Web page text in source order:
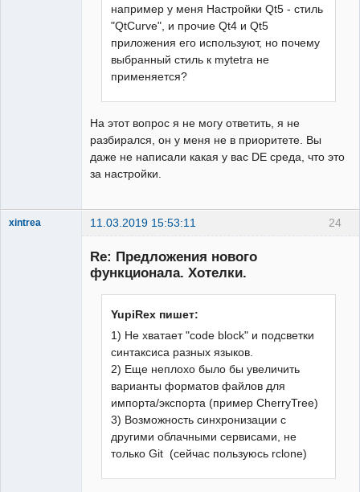
например у меня Настройки Qt5 - стиль
"QtCurve", и прочие Qt4 и Qt5
приложения его используют, но почему
выбранный стиль к mytetra не
применяется?
На этот вопрос я не могу ответить, я не
разбирался, он у меня не в приоритете. Вы
даже не написали какая у вас DE среда, что это
за настройки.
24
xintrea 11.03.2019 15:53:11
Re: Предложения нового
функционала. Хотелки.
YupiRex пишет:
1) Не хватает "code block" и подсветки
синтаксиса разных языков.
2) Еще неплохо было бы увеличить
варианты форматов файлов для
импорта/экспорта (пример CherryTree)
3) Возможность синхронизации с
другими облачными сервисами, не
только Git (сейчас пользуюсь rclone)